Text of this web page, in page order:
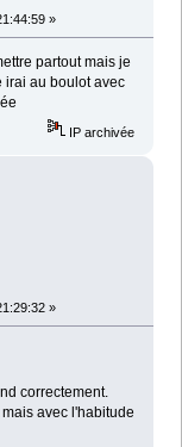
»
partout mais je
irai au boulot avec
IP archivée
»
correctement.
avec l'habitude